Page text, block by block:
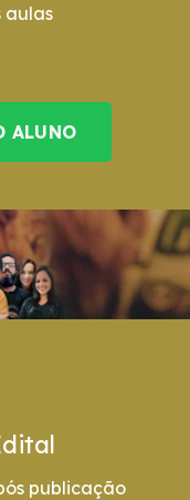
aulas
ALUNO
publicação